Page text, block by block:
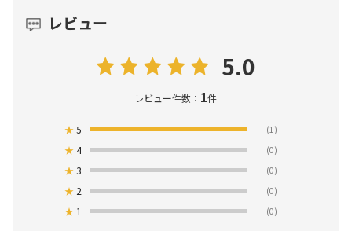
レビュー
5.0
レビュー件数： 1件
★5 (1)
★4 (0)
★3 (0)
★ 2 (0)
★ 1 (0)